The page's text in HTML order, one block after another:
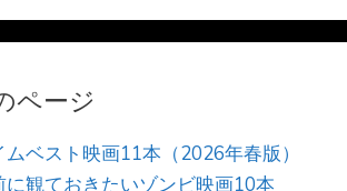
ページ
ベスト映画11本（2026年春版）
に観ておきたいゾンビ映画10本